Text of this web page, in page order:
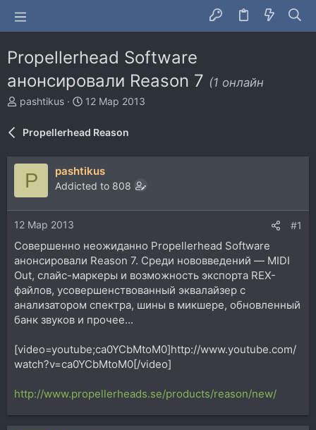
Propellerhead Software
анонсировали Reason 7 (1 онлайн
А
т
р
т
pashtikus
Д
т
н
а
12 Мар 2013
Propellerhead Reason
P pashtikus
Addicted to 808
12 Мар 2013 #1
Совершенно неожиданно Propellerhead Software
анонсировали Reason 7. Среди нововведений — MIDI
Out, слайс-маркеры и возможность экспорта REX-
файлов, усовершенствованный эквалайзер с
анализатором спектра, шины в микшере, обновленный
банк звуков и прочее...
[video=youtube;ca0YCbMtoM0]http://www.youtube.com/
watch?v=ca0YCbMtoM0[/video]
http://www.propellerheads.se/products/reason/new/